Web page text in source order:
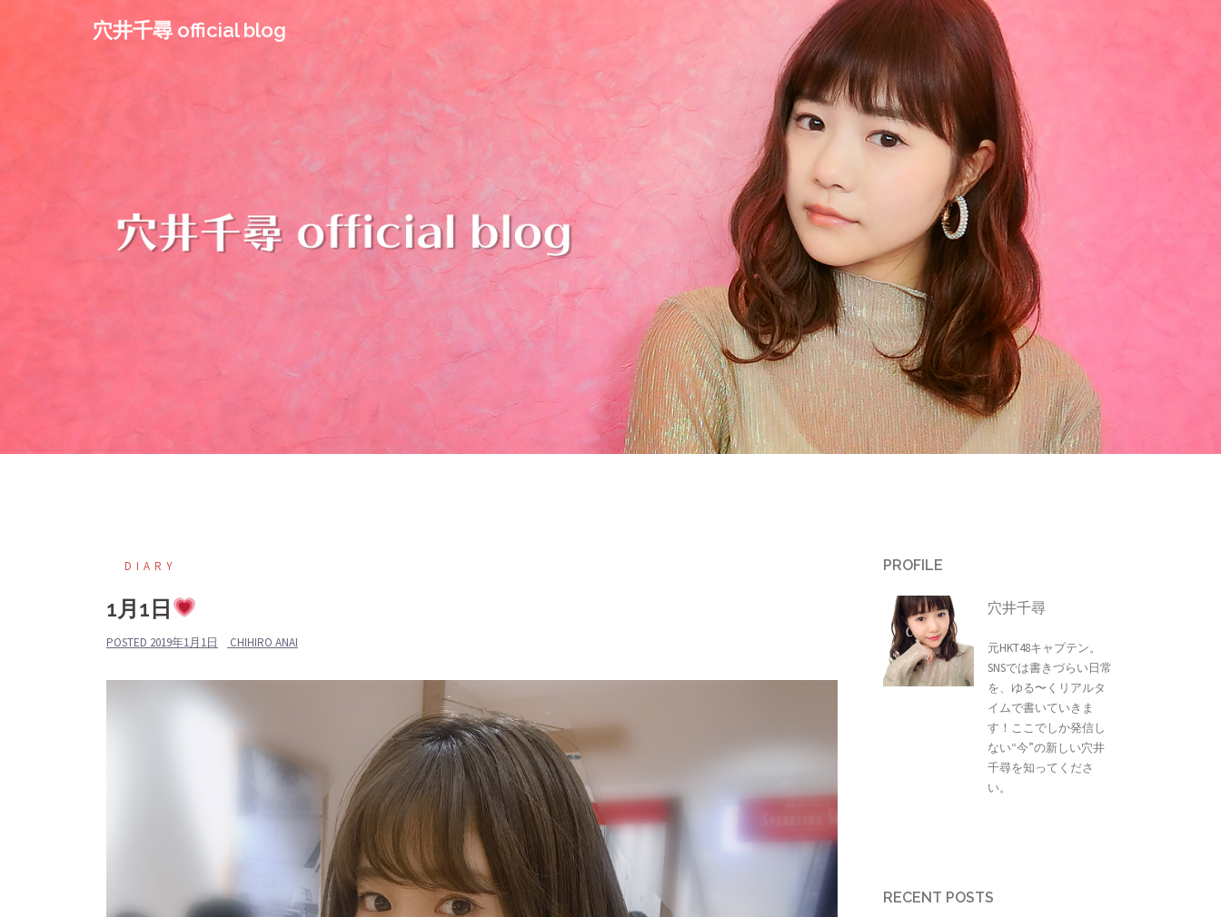
穴井千尋 official blog
DIARY
1月1日
POSTED 2019年1月1日 CHIHIRO ANAI
PROFILE
穴井千尋
元HKT48キャプテン。
SNSでは書きづらい日常
を、ゆる〜くリアルタ
イムで書いていきま
す！ここでしか発信し
ない“今”の新しい穴井
千尋を知ってくださ
い。
RECENT POSTS